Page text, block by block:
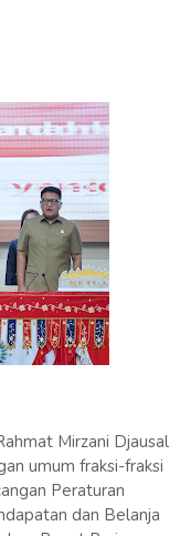
Mirzani Djausal
umum fraksi-fraksi
Peraturan
dan Belanja